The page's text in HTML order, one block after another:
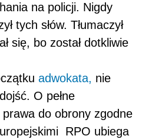
na policji. Nigdy
tych słów. Tłumaczył
się, bo został dotkliwie
adwokata, nie
O pełne
do obrony zgodne
RPO ubiega